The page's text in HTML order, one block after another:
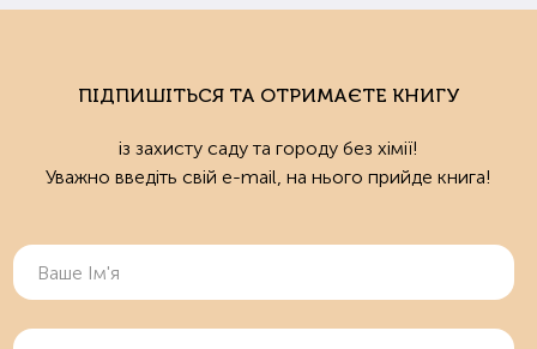
ПІДПИШІТЬСЯ ТА ОТРИМАЄТЕ КНИГУ
із захисту саду та городу без хімії!
Уважно введіть свій e-mail, на нього прийде книга!